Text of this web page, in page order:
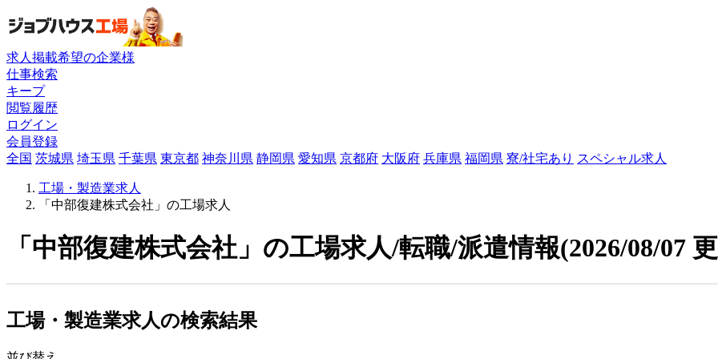
求人掲載希望の企業様
仕事検索
キープ
閲覧履歴
ログイン
会員登録
全国 茨城県 埼玉県 千葉県 東京都 神奈川県 静岡県 愛知県 京都府 大阪府 兵庫県 福岡県 寮/社宅あり スペシャル求人
工場・製造業求人
「中部復建株式会社」の工場求人
「中部復建株式会社」の工場求人/転職/派遣情報(2026/08/07
工場・製造業求人の検索結果